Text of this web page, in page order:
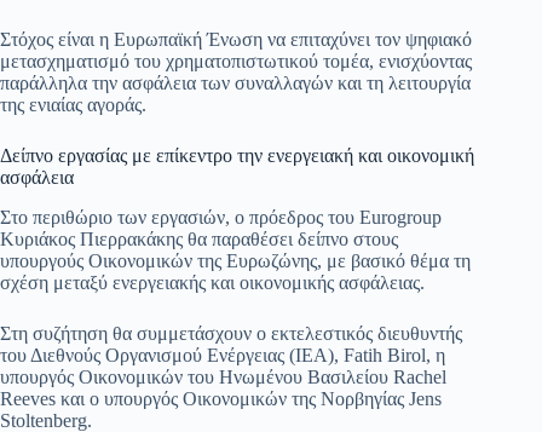
Στόχος είναι η Ευρωπαϊκή Ένωση να επιταχύνει τον ψηφιακό
μετασχηματισμό του χρηματοπιστωτικού τομέα, ενισχύοντας
παράλληλα την ασφάλεια των συναλλαγών και τη λειτουργία
της ενιαίας αγοράς.
Δείπνο εργασίας με επίκεντρο την ενεργειακή και οικονομική
ασφάλεια
Στο περιθώριο των εργασιών, ο πρόεδρος του Eurogroup
Κυριάκος Πιερρακάκης θα παραθέσει δείπνο στους
υπουργούς Οικονομικών της Ευρωζώνης, με βασικό θέμα τη
σχέση μεταξύ ενεργειακής και οικονομικής ασφάλειας.
Στη συζήτηση θα συμμετάσχουν ο εκτελεστικός διευθυντής
του Διεθνούς Οργανισμού Ενέργειας (IEA), Fatih Birol, η
υπουργός Οικονομικών του Ηνωμένου Βασιλείου Rachel
Reeves και ο υπουργός Οικονομικών της Νορβηγίας Jens
Stoltenberg.